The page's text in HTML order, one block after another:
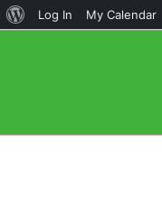
About
Log In My Calendar